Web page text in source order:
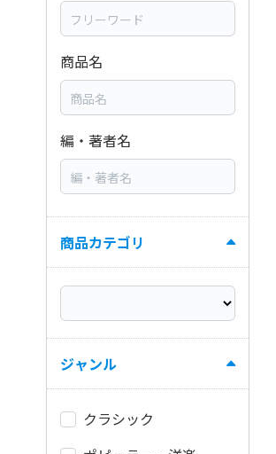
商品名
編・著者名
商品カテゴリ
ジャンル
クラシック